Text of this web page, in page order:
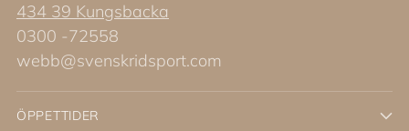
434 39 Kungsbacka
0300 -72558
webb@svenskridsport.com
ÖPPETTIDER